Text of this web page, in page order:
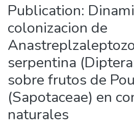
Publication:
colonizacion de
serpentina
sobre frutos de
(Sapotaceae) en
naturales